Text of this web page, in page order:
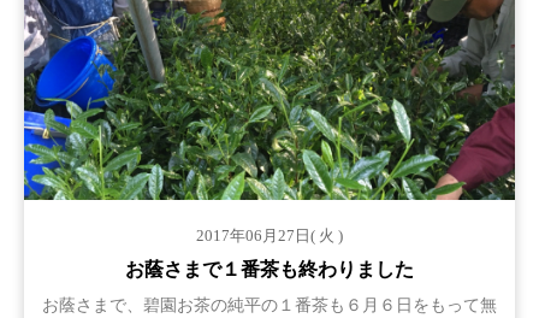
2017年06月27日( 火 )
お蔭さまで１番茶も終わりました
お蔭さまで、碧園お茶の純平の１番茶も６月６日をもって無